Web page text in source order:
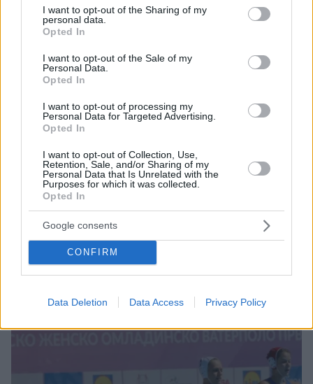
not limited to your visit or usage behaviour. You may click to
grant or deny consent to Google and its third-party tags to
use your data for below specified purposes in below Google
consent section.
I want to opt-out of the Sharing of my
personal data.
Opted In
I want to opt-out of the Sale of my
Personal Data.
Opted In
I want to opt-out of processing my
Personal Data for Targeted Advertising.
Opted In
I want to opt-out of Collection, Use,
Retention, Sale, and/or Sharing of my
Personal Data that Is Unrelated with the
Purposes for which it was collected.
Opted In
Google consents
CONFIRM
Data Deletion Data Access Privacy Policy
Δεύτερες στον κόσμο οι Νεάνιδες της Ελλάδας στο
πόλο, ηττήθηκαν με 10-8 από τις ΗΠΑ
Ήττα στις λεπτομέρειες από τις ΗΠΑ στον τελικό του
Βελιγραδίου και ασημένιο μετάλλιο για τα κορίτσια
της Ελλάδας
08.08.2022, 22:34